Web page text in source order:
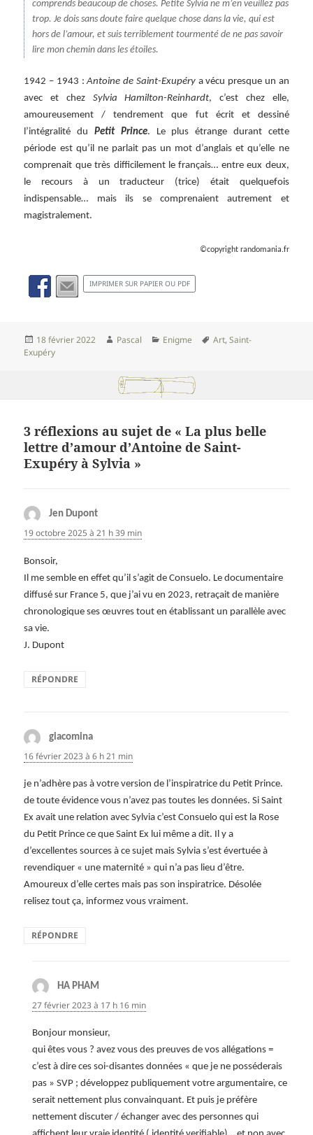
comprends beaucoup de choses. Petite Sylvia ne m’en veuillez pas
trop. Je dois sans doute faire quelque chose dans la vie, qui est
hors de l’amour, et suis terriblement tourmenté de ne pas savoir
lire mon chemin dans les étoiles.
1942 – 1943 :Antoine de Saint-Exupérya vécu presque un an
avec et chez Sylvia Hamilton-Reinhardt, c’est chez elle,
amoureusement / tendrement que fut écrit et dessiné
l’intégralité du Petit Prince. Le plus étrange durant cette
période est qu’il ne parlait pas un mot d’anglais et qu’elle ne
comprenait que très difficilement le français… entre eux deux,
le recours à un traducteur (trice) était quelquefois
indispensable… mais ils se comprenaient autrement et
magistralement.
©copyright randomania.fr
IMPRIMER SUR PAPIER OU PDF
Publié
le
18 février 2022 Auteur
Pascal Catégories
Enigme
Mots-
Art,Saint-
Exupéry
3 réflexions au sujet de « La plus belle
lettre d’amour d’Antoine de Saint-
Exupéry à Sylvia »
Jen Dupont
19 octobre 2025 à 21 h 39 min
Bonsoir,
Il me semble en effet qu’il s’agit de Consuelo. Le documentaire
diffusé sur France 5, que j’ai vu en 2023, retraçait de manière
chronologique ses œuvres tout en établissant un parallèle avec
sa vie.
J. Dupont
RÉPONDRE
giacomina
16 février 2023 à 6 h 21 min
je n’adhère pas à votre version de l’inspiratrice du Petit Prince.
de toute évidence vous n’avez pas toutes les données. Si Saint
Ex avait une relation avec Sylvia c’est Consuelo qui est la Rose
du Petit Prince ce que Saint Ex lui même a dit. Il y a
d’excellentes sources à ce sujet mais Sylvia s’est évertuée à
revendiquer « une maternité » qui n’a pas lieu d’être.
Amoureux d’elle certes mais pas son inspiratrice. Désolée
relisez tout ça, informez vous vraiment.
RÉPONDRE
HA PHAM
27 février 2023 à 17 h 16 min
Bonjour monsieur,
qui êtes vous ? avez vous des preuves de vos allégations =
c’est à dire ces soi-disantes données « que je ne posséderais
pas » SVP ; développez publiquement votre argumentaire, ce
serait nettement plus convainquant. Et puis je préfère
nettement discuter / échanger avec des personnes qui